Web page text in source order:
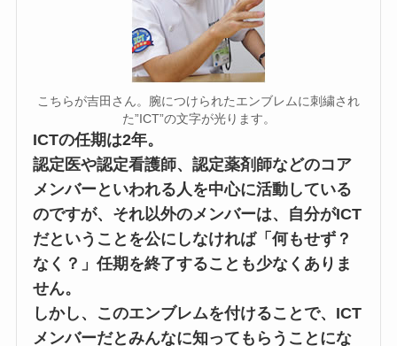
こちらが吉田さん。腕につけられたエンブレムに刺繍され
た”ICT”の文字が光ります。
ICTの任期は2年。
認定医や認定看護師、認定薬剤師などのコア
メンバーといわれる人を中心に活動している
のですが、それ以外のメンバーは、自分がICT
だということを公にしなければ「何もせず？
なく？」任期を終了することも少なくありま
せん。
しかし、このエンブレムを付けることで、ICT
メンバーだとみんなに知ってもらうことにな